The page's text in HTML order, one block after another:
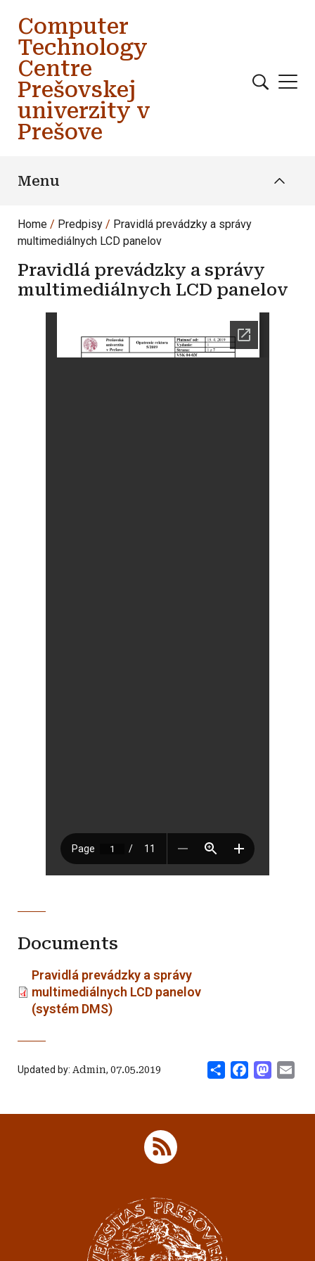
Computer
Technology
Centre
Prešovskej
univerzity v
Prešove
Menu
Home Predpisy
Pravidlá prevádzky a správy
multimediálnych LCD panelov
Pravidlá prevádzky a správy
multimediálnych LCD panelov
Documents
Pravidlá prevádzky a správy
multimediálnych LCD panelov
(systém DMS)
Updated by: Admin, 07.05.2019 Share Facebook